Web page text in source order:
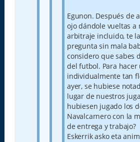
Egunon. Después de
ojo dándole vueltas a
arbitraje incluido, te
pregunta sin mala
considero que sabes
del futbol. Para
individualmente tan
ayer, se hubiese
lugar de nuestros
hubiesen jugado los
Navalcarnero con la
de entrega y trabajo?
Eskerrik asko eta